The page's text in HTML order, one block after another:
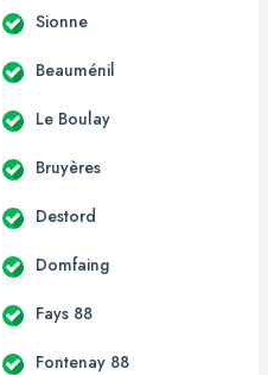
Sionne
Beauménil
Le Boulay
Bruyères
Destord
Domfaing
Fays 88
Fontenay 88